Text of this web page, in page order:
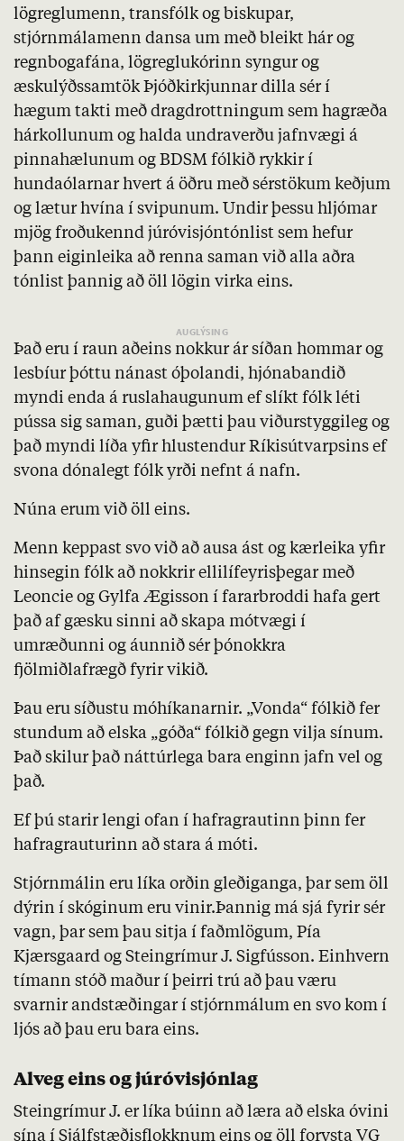
lögreglumenn, transfólk og biskupar,
stjórnmálamenn dansa um með bleikt hár og
regnbogafána, lögreglukórinn syngur og
æskulýðssamtök Þjóðkirkjunnar dilla sér í
hægum takti með dragdrottningum sem hagræða
hárkollunum og halda undraverðu jafnvægi á
pinnahælunum og BDSM fólkið rykkir í
hundaólarnar hvert á öðru með sérstökum keðjum
og lætur hvína í svipunum. Undir þessu hljómar
mjög froðukennd júróvisjóntónlist sem hefur
þann eiginleika að renna saman við alla aðra
tónlist þannig að öll lögin virka eins.
Það eru í raun aðeins nokkur ár síðan hommar og
lesbíur þóttu nánast óþolandi, hjónabandið
myndi enda á ruslahaugunum ef slíkt fólk léti
pússa sig saman, guði þætti þau viðurstyggileg og
það myndi líða yfir hlustendur Ríkisútvarpsins ef
svona dónalegt fólk yrði nefnt á nafn.
Núna erum við öll eins.
Menn keppast svo við að ausa ást og kærleika yfir
hinsegin fólk að nokkrir ellilífeyrisþegar með
Leoncie og Gylfa Ægisson í fararbroddi hafa gert
það af gæsku sinni að skapa mótvægi í
umræðunni og áunnið sér þónokkra
fjölmiðlafrægð fyrir vikið.
Þau eru síðustu móhíkanarnir. „Vonda“ fólkið fer
stundum að elska „góða“ fólkið gegn vilja sínum.
Það skilur það náttúrlega bara enginn jafn vel og
það.
Ef þú starir lengi ofan í hafragrautinn þinn fer
hafragrauturinn að stara á móti.
Stjórnmálin eru líka orðin gleðiganga, þar sem öll
dýrin í skóginum eru vinir.Þannig má sjá fyrir sér
vagn, þar sem þau sitja í faðmlögum, Pía
Kjærsgaard og Steingrímur J. Sigfússon. Einhvern
tímann stóð maður í þeirri trú að þau væru
svarnir andstæðingar í stjórnmálum en svo kom í
ljós að þau eru bara eins.
Alveg eins og júróvisjónlag
Steingrímur J. er líka búinn að læra að elska óvini
sína í Sjálfstæðisflokknum eins og öll forysta VG